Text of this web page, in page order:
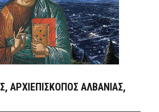
ΑΡΧΙΕΠΊΣΚΟΠΟΣ ΑΛΒΑΝΊΑΣ,